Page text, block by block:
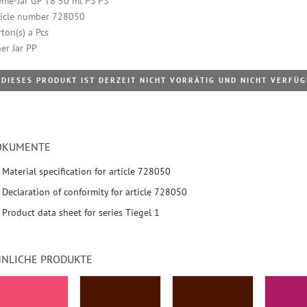
number 728050
a Pcs
Jar PP
DIESES PRODUKT IST DERZEIT NICHT VORRÄTIG UND NICHT
Material specification for article 728050
Declaration of conformity for article 728050
Product data sheet for series Tiegel 1
PRODUKTE